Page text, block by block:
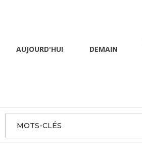
AUJOURD'HUI DEMAIN
MOTS-CLÉS